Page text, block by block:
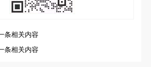
条相关内容
条相关内容